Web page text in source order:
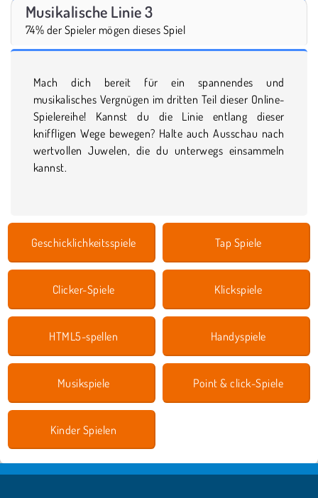
Musikalische Linie 3
74% der Spieler mögen dieses Spiel
Mach dich bereit für ein spannendes und
musikalisches Vergnügen im dritten Teil dieser Online-
Spielereihe! Kannst du die Linie entlang dieser
kniffligen Wege bewegen? Halte auch Ausschau nach
wertvollen Juwelen, die du unterwegs einsammeln
kannst.
Geschicklichkeitsspiele Tap Spiele
Clicker-Spiele Klickspiele
HTML5-spellen Handyspiele
Musikspiele Point & click-Spiele
Kinder Spielen